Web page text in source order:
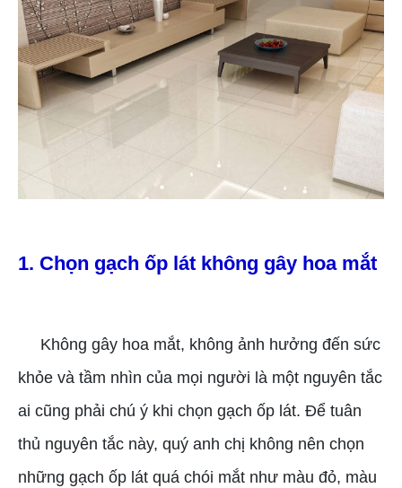
1. Chọn gạch ốp lát không gây hoa mắt
Không gây hoa mắt, không ảnh hưởng đến sức
khỏe và tầm nhìn của mọi người là một nguyên tắc
ai cũng phải chú ý khi chọn gạch ốp lát. Để tuân
thủ nguyên tắc này, quý anh chị không nên chọn
những gạch ốp lát quá chói mắt như màu đỏ, màu